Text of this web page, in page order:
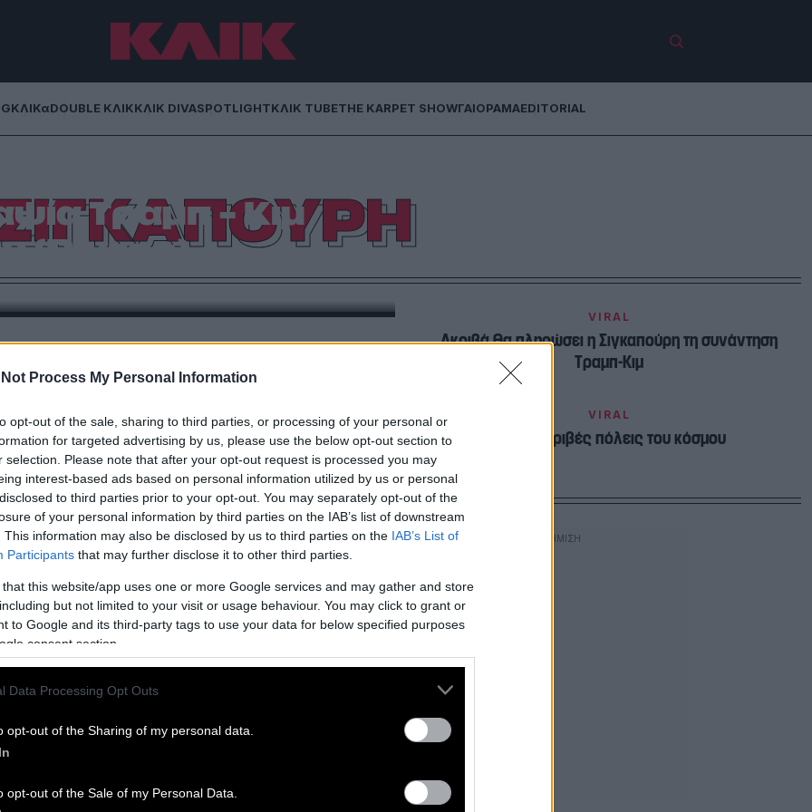
Not Process My Personal Information
opt-out of the sale, sharing to third parties, or processing of your personal or
for targeted advertising by us, please use the below opt-out section to
selection. Please note that after your opt-out request is processed you may
interest-based ads based on personal information utilized by us or personal
to third parties prior to your opt-out. You may separately opt-out of the
of your personal information by third parties on the IAB’s list of downstream
This information may also be disclosed by us to third parties on the IAB’s List of
Participants that may further disclose it to other third parties.
that this website/app uses one or more Google services and may gather and store
but not limited to your visit or usage behaviour. You may click to grant or
to Google and its third-party tags to use your data for below specified purposes
consent section.
Data Processing Opt Outs
opt-out of the Sharing of my personal data.
opt-out of the Sale of my Personal Data.
ΚΛΙΚαDOUBLE ΚΛΙΚΚΛΙΚ DIVASPOTLIGHTΚΛΙΚ TUBETHE KARPET SHOWΓΑΙΟΡΑΜΑEDITORIAL
Τραμπ – Κιμ
(Βίντεο)
των ΗΠΑ κι έναν ηγέτη της Βόρειας Κορέας.
VIRAL
Ακριβά θα πληρώσει η Σιγκαπούρη τη συνάντηση
Τραμπ-Κιμ
VIRAL
Οι πιο ακριβές πόλεις του κόσμου
από ψηλά
Σιγκαπούρης από ψηλά. Από την Ηλιάνα Φασόλη.
της Σιγκαπούρης
ιδιοκτήτες των διαμερισμάτων απευθείας στη φύση.
στους δημόσιους υπαλλήλους
στρωθούν στη δουλειά.